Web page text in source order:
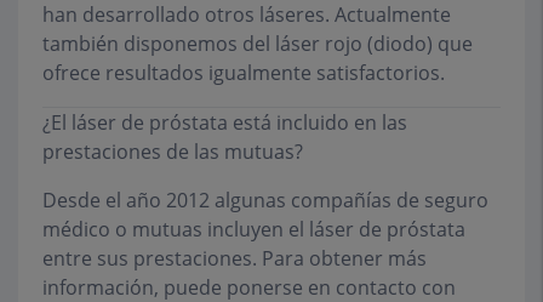
han desarrollado otros láseres. Actualmente
también disponemos del láser rojo (diodo) que
ofrece resultados igualmente satisfactorios.
¿El láser de próstata está incluido en las
prestaciones de las mutuas?
Desde el año 2012 algunas compañías de seguro
médico o mutuas incluyen el láser de próstata
entre sus prestaciones. Para obtener más
información, puede ponerse en contacto con